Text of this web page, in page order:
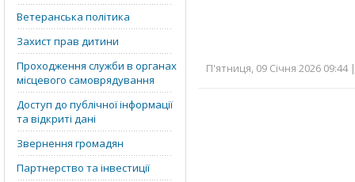
Ветеранська політика
Захист прав дитини
Проходження служби в органах
місцевого самоврядування
Доступ до публічної інформації
та відкриті дані
Звернення громадян
Партнерство та інвестиції
П'ятниця, 09 Січня 2026 09:44